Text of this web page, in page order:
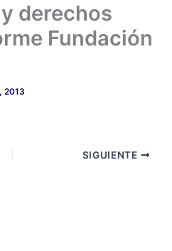
derechos
Fundación
2013
SIGUIENTE